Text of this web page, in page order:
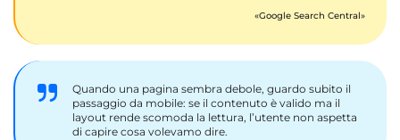
Google Search Central
Quando una pagina sembra debole, guardo subito il
passaggio da mobile: se il contenuto è valido ma il
layout rende scomoda la lettura, l’utente non aspetta
di capire cosa volevamo dire.